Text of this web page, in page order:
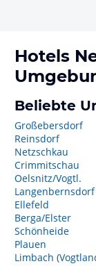
Hotels
Beliebte
Großebersdorf
Reinsdorf
Netzschkau
Crimmitschau
Oelsnitz/Vogtl.
Langenbernsdorf
Ellefeld
Berga/Elster
Schönheide
Plauen
Limbach